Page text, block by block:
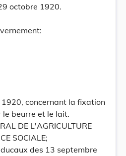
octobre 1920.
concernant la fixation
beurre et le lait.
DE L'AGRICULTURE
SOCIALE;
des 13 septembre